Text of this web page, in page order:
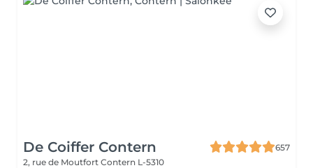
De Coiffer Contern
657
2, rue de Moutfort Contern L-5310